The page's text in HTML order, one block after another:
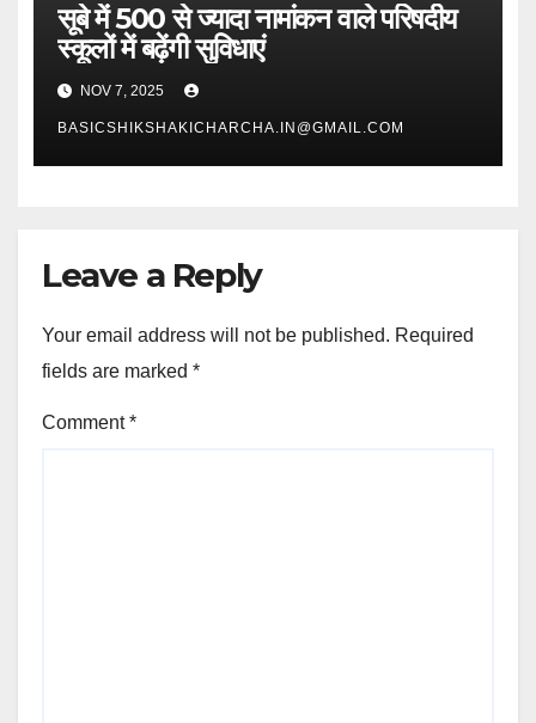
सूबे में 500 से ज्यादा नामांकन वाले परिषदीय
स्कूलों में बढ़ेंगी सुविधाएं
NOV 7, 2025
BASICSHIKSHAKICHARCHA.IN@GMAIL.COM
Leave a Reply
Your email address will not be published. Required
fields are marked *
Comment*